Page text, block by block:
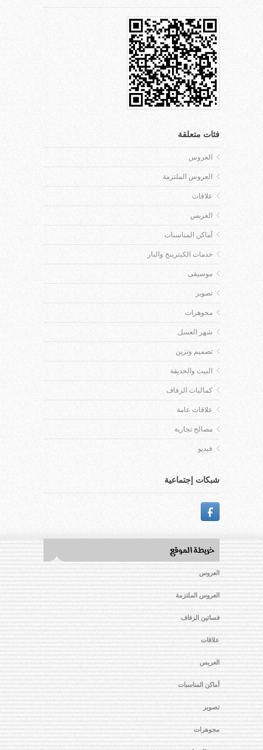
فئات متعلقة
العروس
العروس الملتزمة
علاقات
العريس
أماكن المناسبات
خدمات الكيترينج والبار
موسيقى
تصوير
مجوهرات
شهر العسل
تصميم وتزين
البيت والحديقة
كماليات الزفاف
علاقات عامة
مصالح تجارية
فيديو
شبكات إجتماعية
العروس
العروس الملتزمة
فساتين الزفاف
علاقات
العريس
أماكن المناسبات
تصوير
مجوهرات